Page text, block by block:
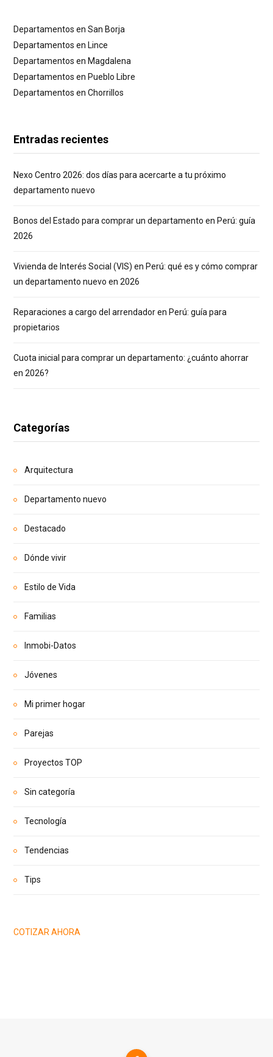
Departamentos en San Borja
Departamentos en Lince
Departamentos en Magdalena
Departamentos en Pueblo Libre
Departamentos en Chorrillos
Entradas recientes
Nexo Centro 2026: dos días para acercarte a tu próximo
departamento nuevo
Bonos del Estado para comprar un departamento en Perú: guía
2026
Vivienda de Interés Social (VIS) en Perú: qué es y cómo comprar
un departamento nuevo en 2026
Reparaciones a cargo del arrendador en Perú: guía para
propietarios
Cuota inicial para comprar un departamento: ¿cuánto ahorrar
en 2026?
Categorías
Arquitectura
Departamento nuevo
Destacado
Dónde vivir
Estilo de Vida
Familias
Inmobi-Datos
Jóvenes
Mi primer hogar
Parejas
Proyectos TOP
Sin categoría
Tecnología
Tendencias
Tips
COTIZAR AHORA